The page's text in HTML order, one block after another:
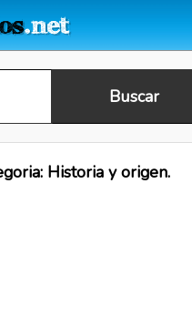
Historia y origen.